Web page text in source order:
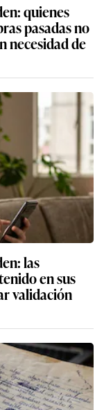
quienes
pasadas no
necesidad de
las
en sus
validación